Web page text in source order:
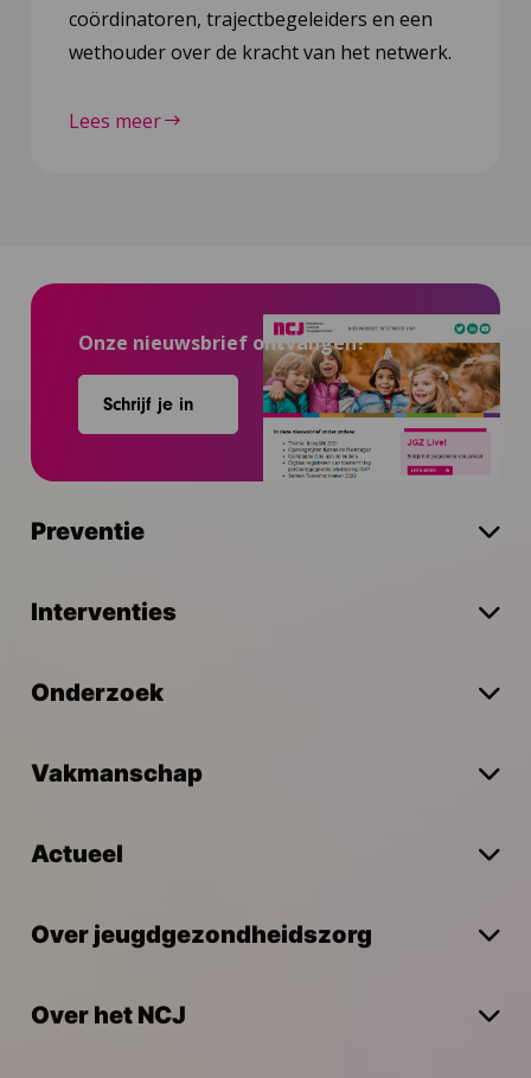
coördinatoren, trajectbegeleiders en een
wethouder over de kracht van het netwerk.
Lees meer
Onze nieuwsbrief ontvangen?
Schrijf je in
Preventie
Interventies
Onderzoek
Vakmanschap
Actueel
Over jeugdgezondheidszorg
Over het NCJ